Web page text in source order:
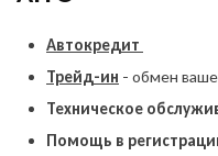
Автокредит
Трейд-ин - обмен
Техническое
Помощь в